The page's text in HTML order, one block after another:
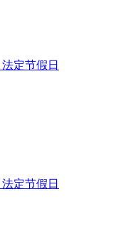
法定节假日
法定节假日